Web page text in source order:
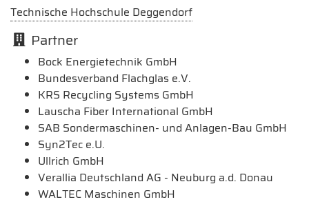
Technische Hochschule Deggendorf
Partner
Bock Energietechnik GmbH
Bundesverband Flachglas e.V.
KRS Recycling Systems GmbH
Lauscha Fiber International GmbH
SAB Sondermaschinen- und Anlagen-Bau GmbH
Syn2Tec e.U.
Ullrich GmbH
Verallia Deutschland AG - Neuburg a.d. Donau
WALTEC Maschinen GmbH